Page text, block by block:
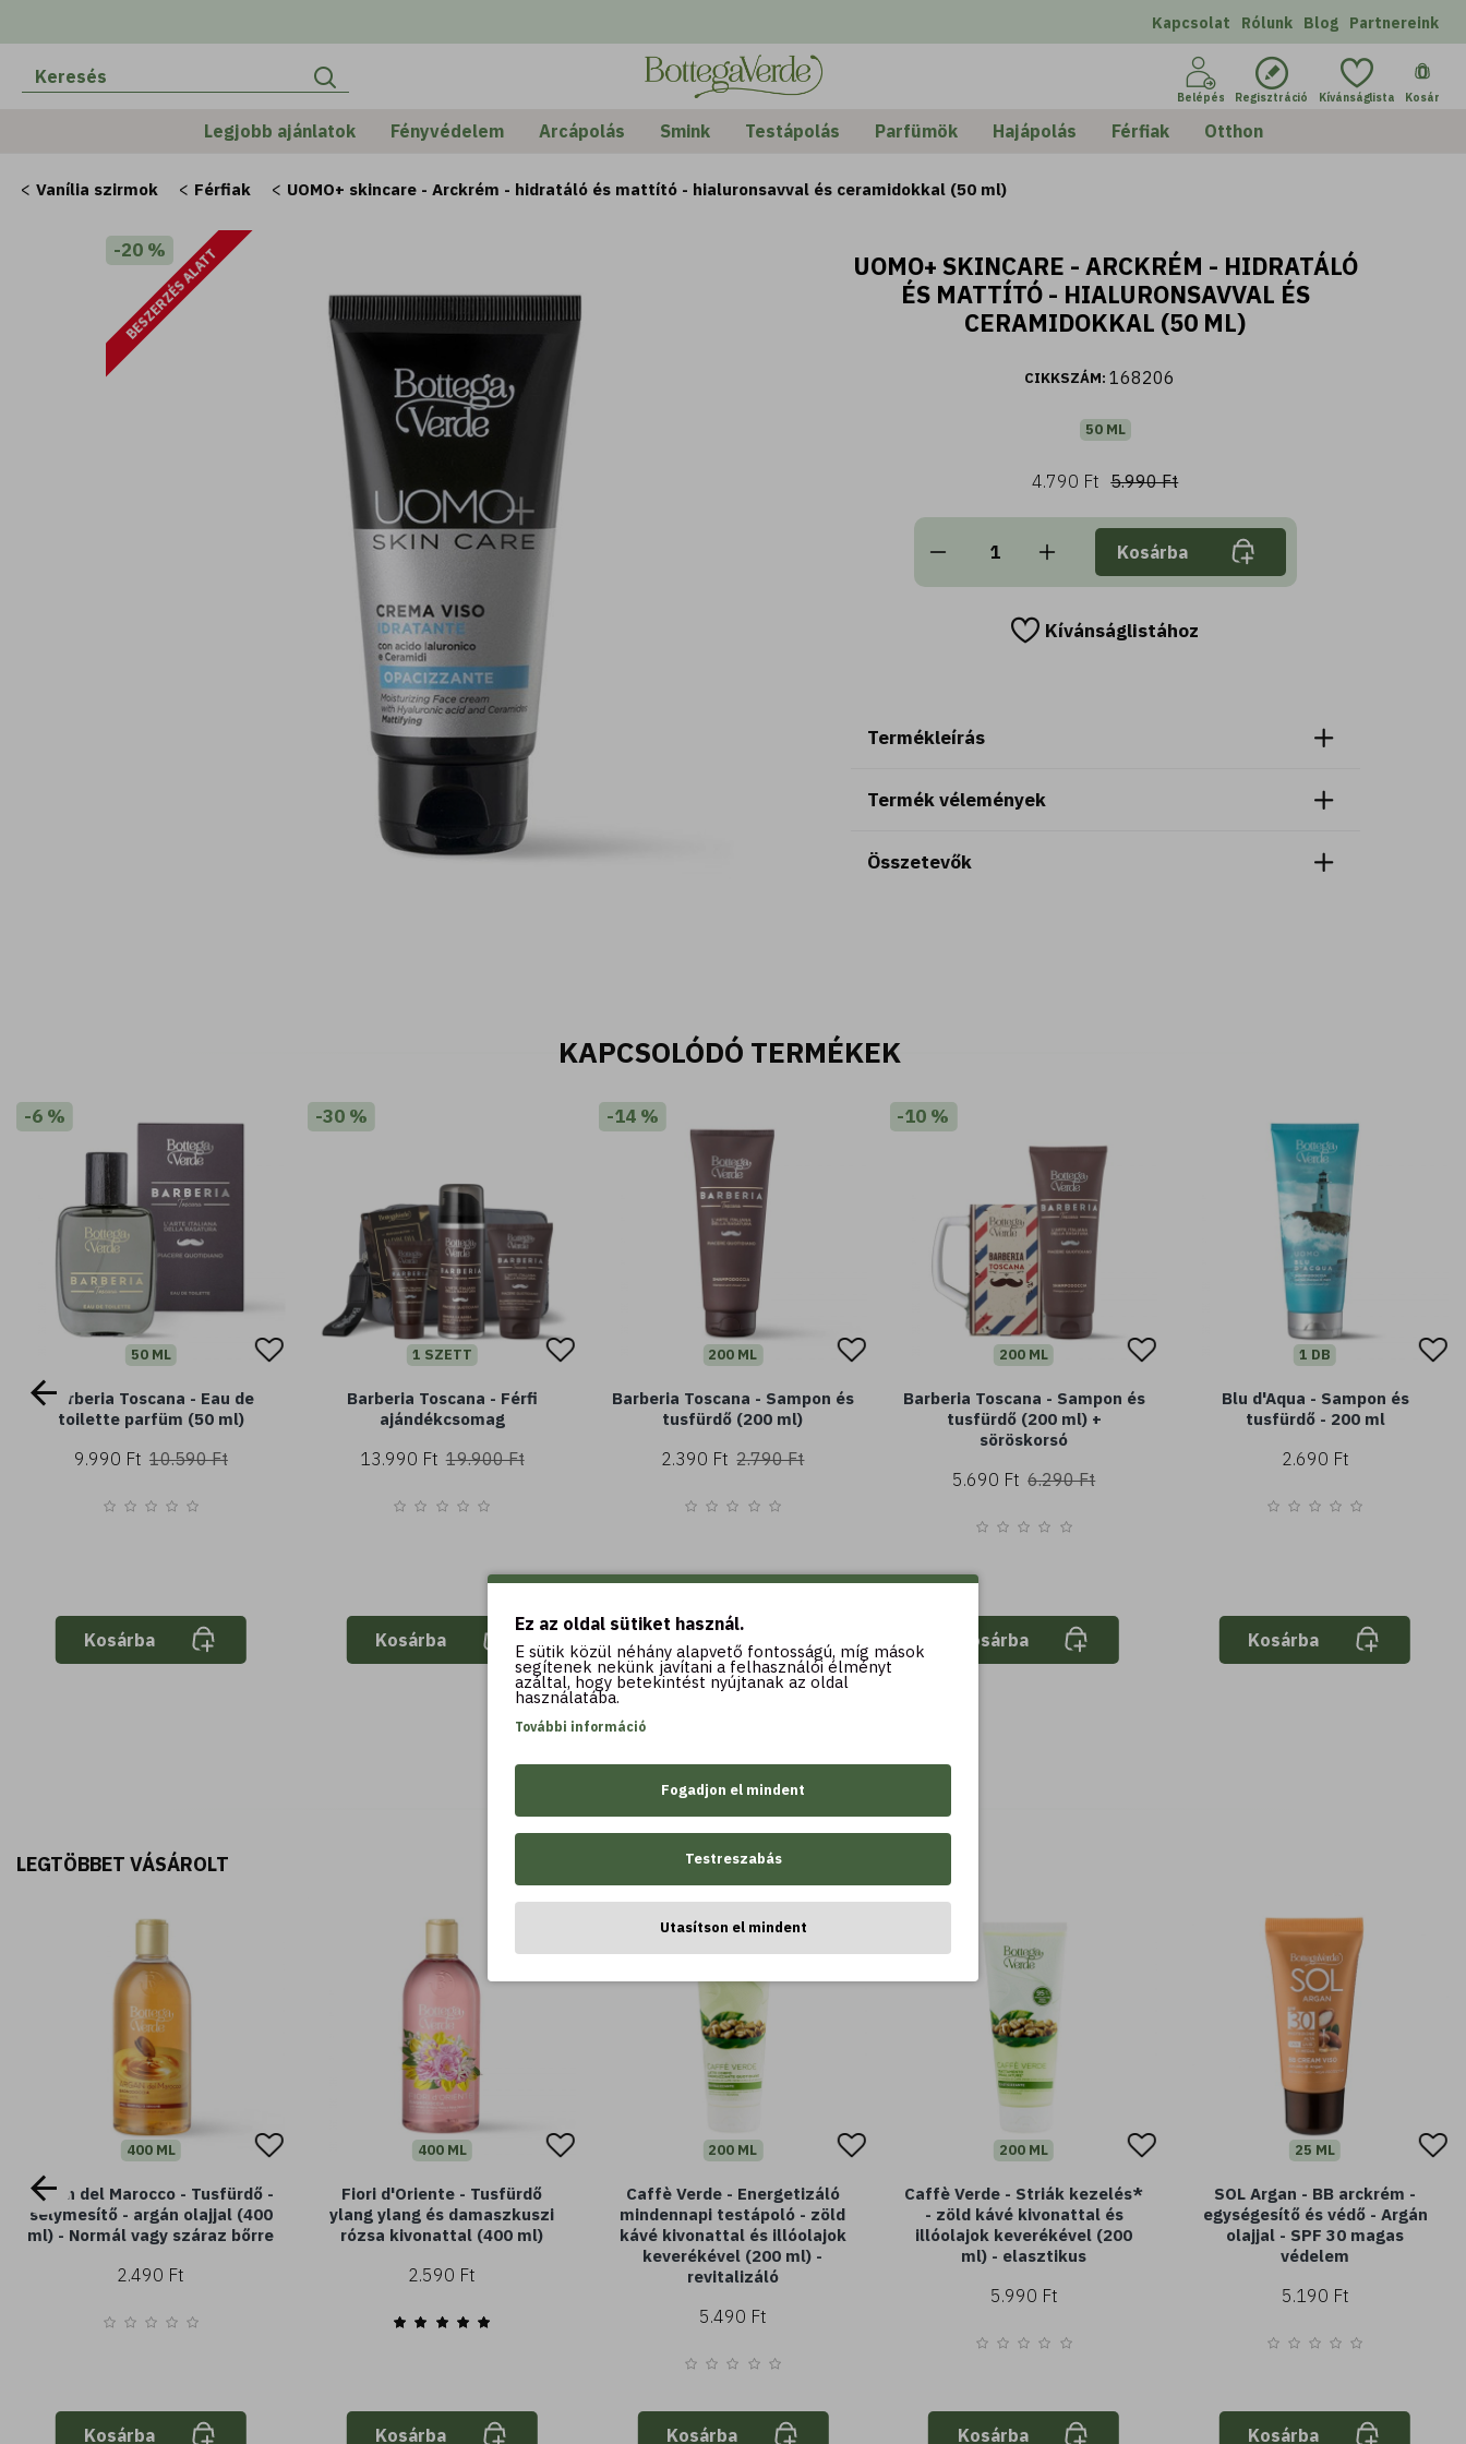
Kapcsolat Rólunk Blog Partnereink
Belépés Regisztráció Kívánságlista
0
Kosár
Legjobb ajánlatok Fényvédelem Arcápolás Smink Testápolás Parfümök Hajápolás Férfiak Otthon
Vanília szirmok Férfiak UOMO+ skincare - Arckrém - hidratáló és mattító - hialuronsavval és ceramidokkal (50 ml)
BESZERZÉS ALATT
-20 %
UOMO+ SKINCARE - ARCKRÉM - HIDRATÁLÓ
ÉS MATTÍTÓ - HIALURONSAVVAL ÉS
CERAMIDOKKAL (50 ML)
CIKKSZÁM: 168206
50 ML
4.790 Ft 5.990 Ft
Kosárba
Kívánságlistához
Termékleírás
Termék vélemények
Összetevők
KAPCSOLÓDÓ TERMÉKEK
-6 %
50 ML
Barberia Toscana - Eau de
toilette parfüm (50 ml)
9.990 Ft 10.590 Ft
Kosárba
-30 %
1 SZETT
Barberia Toscana - Férfi
ajándékcsomag
13.990 Ft 19.900 Ft
Kosárba
-14 %
200 ML
Barberia Toscana - Sampon és
tusfürdő (200 ml)
2.390 Ft 2.790 Ft
Kosárba
-10 %
200 ML
Barberia Toscana - Sampon és
tusfürdő (200 ml) +
söröskorsó
5.690 Ft 6.290 Ft
Kosárba
1 DB
Blu d'Aqua - Sampon és
tusfürdő - 200 ml
2.690 Ft
Kosárba
LEGTÖBBET VÁSÁROLT
LEGTÖBBET VÁSÁROLT
400 ML
Argan del Marocco - Tusfürdő -
selymesítő - argán olajjal (400
ml) - Normál vagy száraz bőrre
2.490 Ft
Kosárba
400 ML
Fiori d'Oriente - Tusfürdő
ylang ylang és damaszkuszi
rózsa kivonattal (400 ml)
2.590 Ft
Kosárba
200 ML
Caffè Verde - Energetizáló
mindennapi testápoló - zöld
kávé kivonattal és illóolajok
keverékével (200 ml) -
revitalizáló
5.490 Ft
Kosárba
200 ML
Caffè Verde - Striák kezelés*
- zöld kávé kivonattal és
illóolajok keverékével (200
ml) - elasztikus
5.990 Ft
Kosárba
25 ML
SOL Argan - BB arckrém -
egységesítő és védő - Argán
olajjal - SPF 30 magas
védelem
5.190 Ft
Kosárba
Ez az oldal sütiket használ.
E sütik közül néhány alapvető fontosságú, míg mások
segítenek nekünk javítani a felhasználói élményt
azáltal, hogy betekintést nyújtanak az oldal
használatába.
További információ
Fogadjon el mindent
Testreszabás
Utasítson el mindent